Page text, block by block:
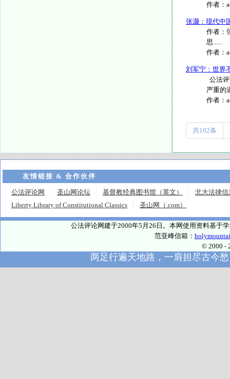
作者：
张灏：现代中
作者：
思......
作者：
刘军宁：世界
公法
严重的
作者：
共102条
友情链接 & 合作伙伴
公法评论网 圣山网论坛 基督教经典图书馆（英文）
北大法律信
Liberty Library of Constitutional Classics
圣山网（.com）
公法评论网建于2000年5月26日。本网使用资料基于
范亚峰信箱：
© 2000 -
两足行遍天地路，一肩担尽古今